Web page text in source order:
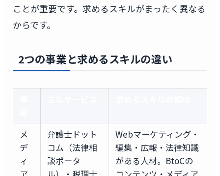
ことが重要です。求めるスキルがまったく異なる
からです。
2つの事業と求めるスキルの違い
メ
デ
ィ
ア
弁護士ドット
コム（法律相
談ポータ
ル）・税理士
Webマーケティング・
編集・広報・法律知識
がある人材。BtoCの
コンテンツ・メディア